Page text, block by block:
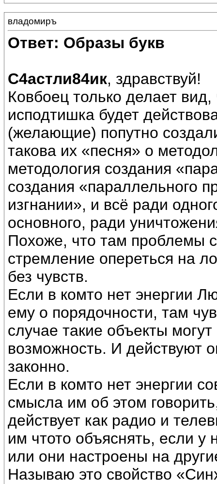
владомиръ
Ответ: Образы букв
С4астли84ик, здравствуй!
Ковбоец только делает
исподтишка будет
(желающие) попутно
такова их «песня» о
методология создания
создания «параллельного
изгнании», и всё ради
основного, ради
Похоже, что там проблемы
стремление опереться на
без чувств.
Если в комто нет энергии
ему о порядочности, там
случае такие объекты
возможность. И действуют
законно.
Если в комто нет энергии
смысла им об этом
действует как радио и
им чтото объяснять, если
или они настроены на
Называю это свойство